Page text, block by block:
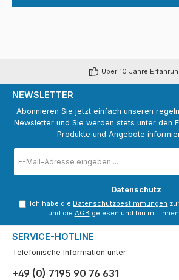
Über 10 Jahre
NEWSLETTER
Abonnieren Sie jetzt einfach unseren
Newsletter und Sie werden stets unter den
Produkte und Angebote
Mail-
Adresse
Datenschutz
Ich habe die Datenschutzbestimmungen
und die AGB gelesen und bin mit
SERVICE-HOTLINE
Telefonische Information unter:
+49 (0) 7195 90 76 631